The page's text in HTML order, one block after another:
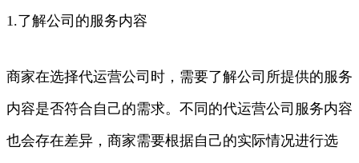
1.了解公司的服务内容
商家在选择代运营公司时，需要了解公司所提供的服务
内容是否符合自己的需求。不同的代运营公司服务内容
也会存在差异，商家需要根据自己的实际情况进行选